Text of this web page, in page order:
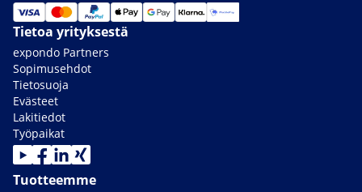
Tietoa yrityksestä
expondo Partners
Sopimusehdot
Tietosuoja
Evästeet
Lakitiedot
Työpaikat
Tuotteemme